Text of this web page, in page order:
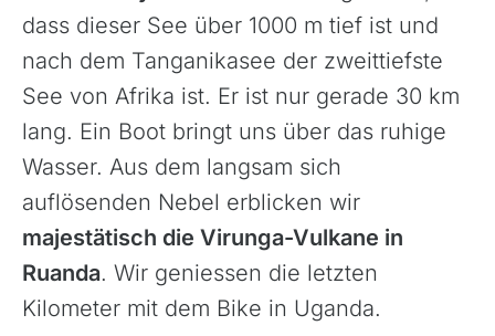
dass dieser See über 1000 m tief ist und
nach dem Tanganikasee der zweittiefste
See von Afrika ist. Er ist nur gerade 30 km
lang. Ein Boot bringt uns über das ruhige
Wasser. Aus dem langsam sich
auflösenden Nebel erblicken wir
majestätisch die Virunga-Vulkane in
Ruanda. Wir geniessen die letzten
Kilometer mit dem Bike in Uganda.